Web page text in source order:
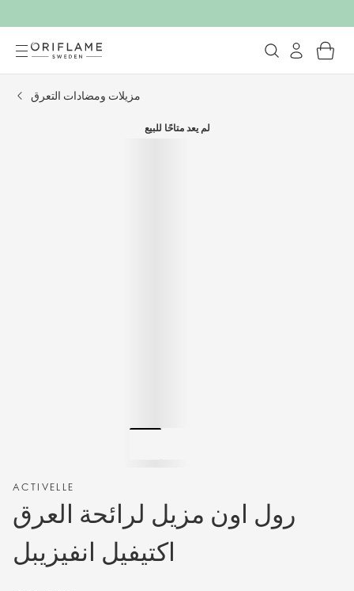
مزيلات ومضادات التعرق
لم يعد متاحًا للبيع
ACTIVELLE
رول اون مزيل لرائحة العرق
اكتيفيل انفيزيبل